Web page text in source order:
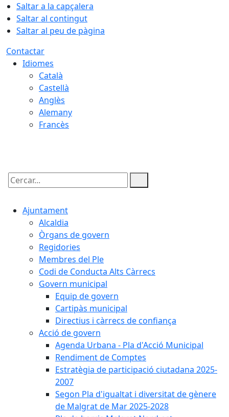
Saltar a la capçalera
Saltar al contingut
Saltar al peu de pàgina
Contactar
Idiomes
Català
Castellà
Anglès
Alemany
Francès
Cercar:
Ajuntament
Alcaldia
Òrgans de govern
Regidories
Membres del Ple
Codi de Conducta Alts Càrrecs
Govern municipal
Equip de govern
Cartipàs municipal
Directius i càrrecs de confiança
Acció de govern
Agenda Urbana - Pla d'Acció Municipal
Rendiment de Comptes
Estratègia de participació ciutadana 2025-
2007
Segon Pla d'igualtat i diversitat de gènere
de Malgrat de Mar 2025-2028